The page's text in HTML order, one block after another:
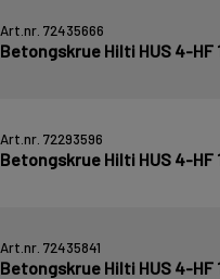
Art.nr. 72435666
Betongskrue Hilti HUS 4-HF
Art.nr. 72293596
Betongskrue Hilti HUS 4-HF
Art.nr. 72435841
Betongskrue Hilti HUS 4-HF